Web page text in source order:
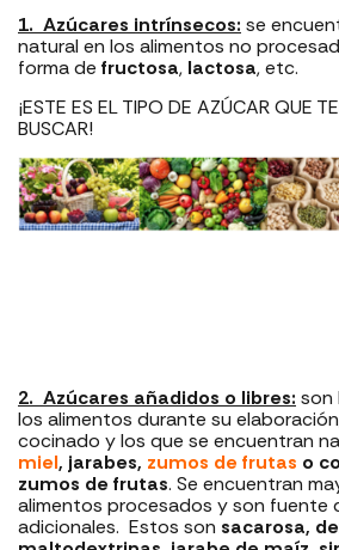
1. Azúcares intrínsecos: se
natural en los alimentos no
forma de fructosa, lactosa, etc.
¡ESTE ES EL TIPO DE AZÚCAR QUE
BUSCAR!
2. Azúcares añadidos o libres: son
los alimentos durante su
cocinado y los que se encuentran
miel, jarabes, zumos de frutas o
zumos de frutas. Se encuentran
alimentos procesados y son fuente
adicionales. Estos son sacarosa,